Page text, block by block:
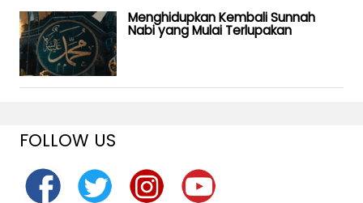
Menghidupkan Kembali Sunnah
Nabi yang Mulai Terlupakan
FOLLOW US